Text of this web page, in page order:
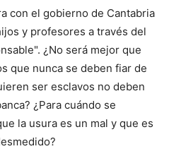
con el gobierno de Cantabria
y profesores a través del
¿No será mejor que
que nunca se deben fiar de
ser esclavos no deben
¿Para cuándo se
la usura es un mal y que es